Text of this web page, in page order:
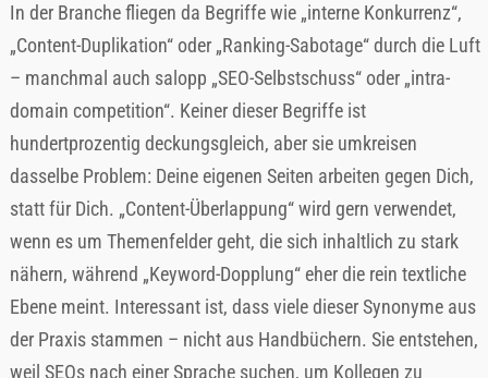
In der Branche fliegen da Begriffe wie „interne Konkurrenz“,
„Content-Duplikation“ oder „Ranking-Sabotage“ durch die Luft
– manchmal auch salopp „SEO-Selbstschuss“ oder „intra-
domain competition“. Keiner dieser Begriffe ist
hundertprozentig deckungsgleich, aber sie umkreisen
dasselbe Problem: Deine eigenen Seiten arbeiten gegen Dich,
statt für Dich. „Content-Überlappung“ wird gern verwendet,
wenn es um Themenfelder geht, die sich inhaltlich zu stark
nähern, während „Keyword-Dopplung“ eher die rein textliche
Ebene meint. Interessant ist, dass viele dieser Synonyme aus
der Praxis stammen – nicht aus Handbüchern. Sie entstehen,
weil SEOs nach einer Sprache suchen, um Kollegen zu